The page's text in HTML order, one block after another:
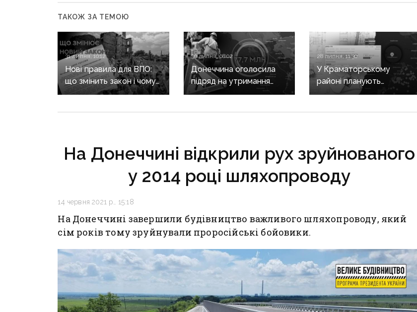
ТАКОЖ ЗА ТЕМОЮ
31 липня, 10:12
Нові правила для ВПО:
що змінить закон і чому
він ще не гарантує
30 липня, 08:02
Донеччина оголосила
підряд на утримання
дороги
28 липня, 11:30
У Краматорському
районі планують
реконструювати
На Донеччині відкрили рух зруйнованого
у 2014 році шляхопроводу
14 червня 2021 р., 15:18
На Донеччині завершили будівництво важливого шляхопроводу, який
сім років тому зруйнували проросійські бойовики.